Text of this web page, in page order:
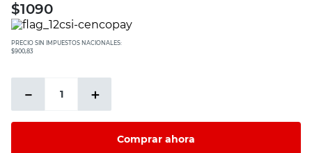
$1090
PRECIO SIN IMPUESTOS NACIONALES:
$900,83
＋
－
Comprar ahora